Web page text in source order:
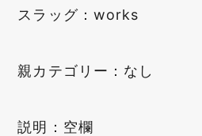
スラッグ：works
親カテゴリー：なし
説明：空欄